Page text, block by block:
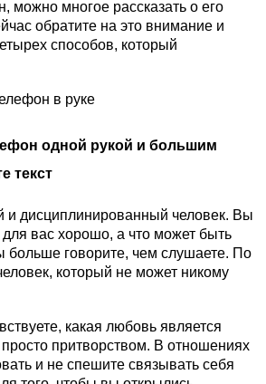
можно многое рассказать о его
обратите на это внимание и
способов, который
одной рукой и большим
текст
и дисциплинированный человек. Вы
для вас хорошо, а что может быть
больше говорите, чем слушаете. По
который не может никому
какая любовь является
притворством. В отношениях
и не спешите связывать себя